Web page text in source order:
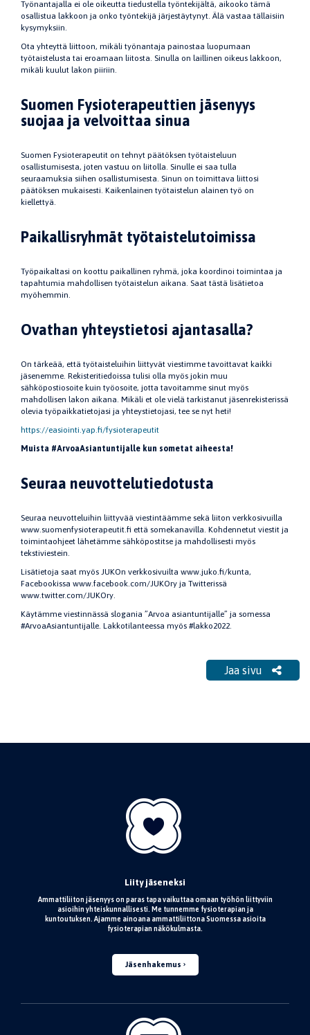
Työnantajalla ei ole oikeutta tiedustella työntekijältä, aikooko tämä
osallistua lakkoon ja onko työntekijä järjestäytynyt. Älä vastaa tällaisiin
kysymyksiin.
Ota yhteyttä liittoon, mikäli työnantaja painostaa luopumaan
työtaistelusta tai eroamaan liitosta. Sinulla on laillinen oikeus lakkoon,
mikäli kuulut lakon piiriin.
Suomen Fysioterapeuttien jäsenyys
suojaa ja velvoittaa sinua
Suomen Fysioterapeutit on tehnyt päätöksen työtaisteluun
osallistumisesta, joten vastuu on liitolla. Sinulle ei saa tulla
seuraamuksia siihen osallistumisesta. Sinun on toimittava liittosi
päätöksen mukaisesti. Kaikenlainen työtaistelun alainen työ on
kiellettyä.
Paikallisryhmät työtaistelutoimissa
Työpaikaltasi on koottu paikallinen ryhmä, joka koordinoi toimintaa ja
tapahtumia mahdollisen työtaistelun aikana. Saat tästä lisätietoa
myöhemmin.
Ovathan yhteystietosi ajantasalla?
On tärkeää, että työtaisteluihin liittyvät viestimme tavoittavat kaikki
jäsenemme. Rekisteritiedoissa tulisi olla myös jokin muu
sähköpostiosoite kuin työosoite, jotta tavoitamme sinut myös
mahdollisen lakon aikana. Mikäli et ole vielä tarkistanut jäsenrekisterissä
olevia työpaikkatietojasi ja yhteystietojasi, tee se nyt heti!
https://easiointi.yap.fi/fysioterapeutit
Muista #ArvoaAsiantuntijalle kun sometat aiheesta!
Seuraa neuvottelutiedotusta
Seuraa neuvotteluihin liittyvää viestintäämme sekä liiton verkkosivuilla
www.suomenfysioterapeutit.fi että somekanavilla. Kohdennetut viestit ja
toimintaohjeet lähetämme sähköpostitse ja mahdollisesti myös
tekstiviestein.
Lisätietoja saat myös JUKOn verkkosivuilta www.juko.fi/kunta,
Facebookissa www.facebook.com/JUKOry ja Twitterissä
www.twitter.com/JUKOry.
Käytämme viestinnässä slogania ”Arvoa asiantuntijalle” ja somessa
#ArvoaAsiantuntijalle. Lakkotilanteessa myös #lakko2022.
Jaa sivu
Liity jäseneksi
Ammattiliiton jäsenyys on paras tapa vaikuttaa omaan työhön liittyviin
asioihin yhteiskunnallisesti. Me tunnemme fysioterapian ja
kuntoutuksen. Ajamme ainoana ammattiliittona Suomessa asioita
fysioterapian näkökulmasta.
Jäsenhakemus